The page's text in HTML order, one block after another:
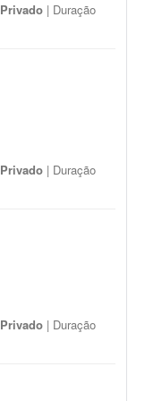
Privado | Duração
Privado | Duração
Privado | Duração